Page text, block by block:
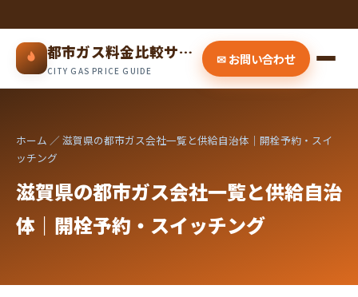
都市ガス料金比較サイト
CITY GAS PRICE GUIDE
✉ お問い合わせ
ホーム ／ 滋賀県の都市ガス会社一覧と供給自治体｜開栓予約・スイ
ッチング
滋賀県の都市ガス会社一覧と供給自治
体｜開栓予約・スイッチング